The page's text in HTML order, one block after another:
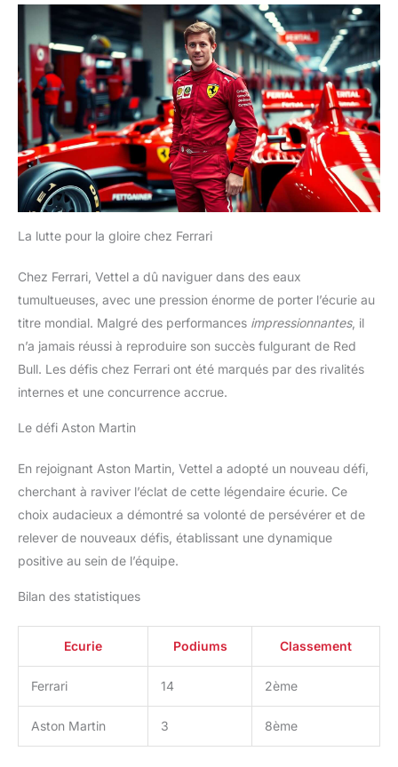
La lutte pour la gloire chez Ferrari
Chez Ferrari, Vettel a dû naviguer dans des eaux
tumultueuses, avec une pression énorme de porter l’écurie au
titre mondial. Malgré des performances impressionnantes, il
n’a jamais réussi à reproduire son succès fulgurant de Red
Bull. Les défis chez Ferrari ont été marqués par des rivalités
internes et une concurrence accrue.
Le défi Aston Martin
En rejoignant Aston Martin, Vettel a adopté un nouveau défi,
cherchant à raviver l’éclat de cette légendaire écurie. Ce
choix audacieux a démontré sa volonté de persévérer et de
relever de nouveaux défis, établissant une dynamique
positive au sein de l’équipe.
Bilan des statistiques
Ecurie Podiums Classement
Ferrari 14 2ème
Aston Martin 3 8ème